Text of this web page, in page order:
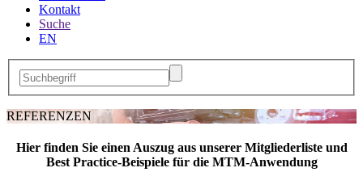
Kontakt
Suche
EN
REFERENZEN
Hier finden Sie einen Auszug aus unserer Mitgliederliste und
Best Practice-Beispiele für die MTM-Anwendung